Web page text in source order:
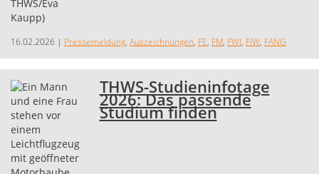
16.02.2026 | Pressemeldung, Auszeichnungen, FE, FM, FWI, FIW, FANG
THWS-Studieninfotage
2026: Das passende
Studium finden